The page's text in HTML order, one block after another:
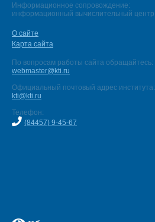
Информационное сопровождение:
информационный вычислительный центр
О сайте
Карта сайта
По вопросам работы сайта обращайтесь:
webmaster@kti.ru
Официальный почтовый адрес института:
kti@kti.ru
Телефон:
(84457) 9-45-67